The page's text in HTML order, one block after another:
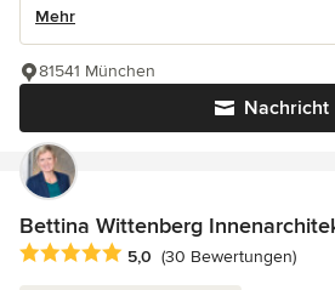
Mehr
Nachricht
81541 München
Bettina Wittenberg
Durchschnittliche Bewertung: 5 von 5
5,0 (30 Bewertungen)